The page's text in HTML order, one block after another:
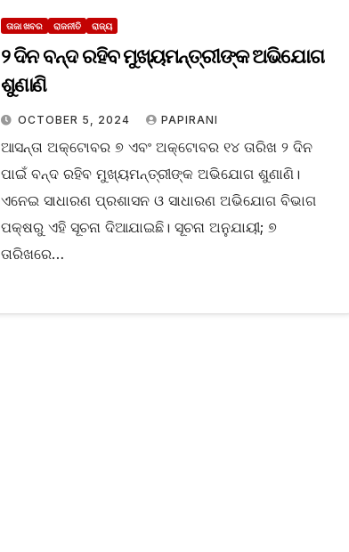
ତାଜା ଖବର ରାଜନୀତି ରାଜ୍ୟ
୨ ଦିନ ବନ୍ଦ ରହିବ ମୁଖ୍ୟମନ୍ତ୍ରୀଙ୍କ ଅଭିଯୋଗ
ଶୁଣାଣି
OCTOBER 5, 2024 PAPIRANI
ଆସନ୍ତା ଅକ୍ଟୋବର ୭ ଏବଂ ଅକ୍ଟୋବର ୧୪ ତାରିଖ ୨ ଦିନ
ପାଇଁ ବନ୍ଦ ରହିବ ମୁଖ୍ୟମନ୍ତ୍ରୀଙ୍କ ଅଭିଯୋଗ ଶୁଣାଣି।
ଏନେଇ ସାଧାରଣ ପ୍ରଶାସନ ଓ ସାଧାରଣ ଅଭିଯୋଗ ବିଭାଗ
ପକ୍ଷରୁ ଏହି ସୂଚନା ଦିଆଯାଇଛି। ସୂଚନା ଅନୁଯାୟୀ; ୭
ତାରିଖରେ…